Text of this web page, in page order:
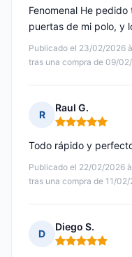
Publicado el 23/02/2026
tras una compra de 09/
Fenomenal He
puertas de mi polo, y
R
Raul G.
Nota: 5 de 5
Publicado el 22/02/2026
tras una compra de 11/
Todo rápido y
D
Diego S.
Nota: 5 de 5